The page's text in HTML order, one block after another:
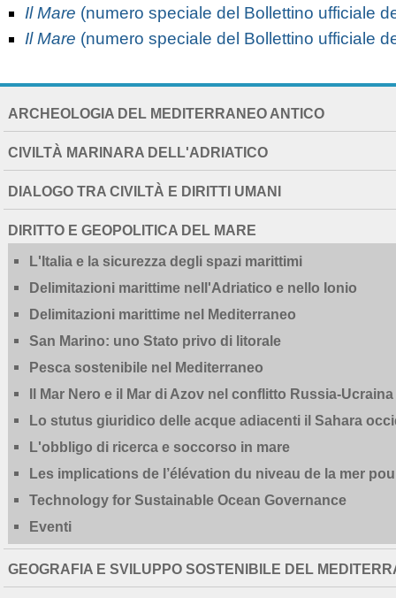
Il Mare (numero speciale del Bollettino ufficiale
Il Mare (numero speciale del Bollettino ufficiale
EXTENDED
ARCHEOLOGIA DEL MEDITERRANEO ANTICO
CIVILTÀ MARINARA DELL'ADRIATICO
DIALOGO TRA CIVILTÀ E DIRITTI UMANI
DIRITTO E GEOPOLITICA DEL MARE
L'Italia e la sicurezza degli spazi marittimi
Delimitazioni marittime nell'Adriatico e nello Ionio
Delimitazioni marittime nel Mediterraneo
San Marino: uno Stato privo di litorale
Pesca sostenibile nel Mediterraneo
Il Mar Nero e il Mar di Azov nel conflitto Russia-Ucraina
Lo stutus giuridico delle acque adiacenti il Sahara
L'obbligo di ricerca e soccorso in mare
Les implications de l’élévation du niveau de la mer
Technology for Sustainable Ocean Governance
Eventi
GEOGRAFIA E SVILUPPO SOSTENIBILE DEL